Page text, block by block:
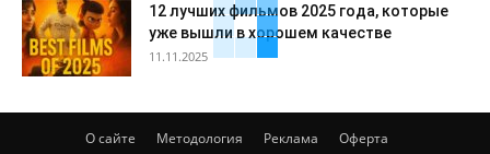
12 лучших фильмов 2025 года, которые
уже вышли в хорошем качестве
11.11.2025
О сайте Методология Реклама
Оферта